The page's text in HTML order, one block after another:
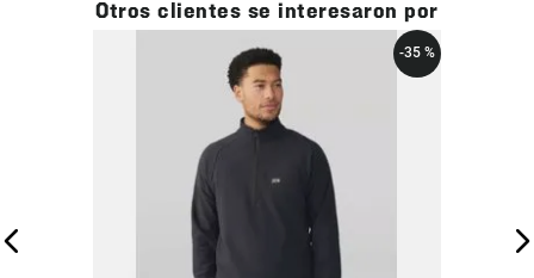
Otros clientes se interesaron por
-35 %